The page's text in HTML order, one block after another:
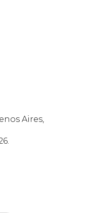
Aires,